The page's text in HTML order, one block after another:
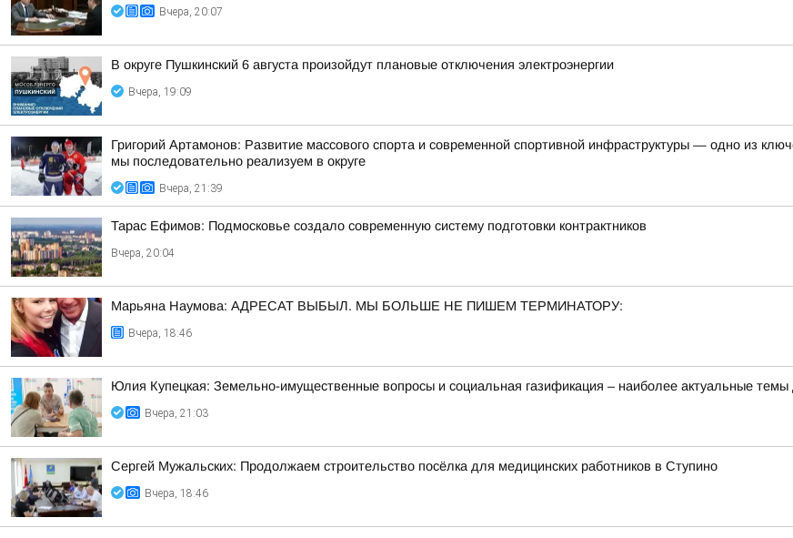
Вчера, 20:07
В округе Пушкинский 6 августа произойдут плановые отключения электроэнергии
Вчера, 19:09
Григорий Артамонов: Развитие массового спорта и современной спортивной инфраструктуры — одно из
мы последовательно реализуем в округе
Вчера, 21:39
Тарас Ефимов: Подмосковье создало современную систему подготовки контрактников
Вчера, 20:04
Марьяна Наумова: АДРЕСАТ ВЫБЫЛ. МЫ БОЛЬШЕ НЕ ПИШЕМ ТЕРМИНАТОРУ:
Вчера, 18:46
Юлия Купецкая: Земельно-имущественные вопросы и социальная газификация – наиболее актуальные темы
Вчера, 21:03
Сергей Мужальских: Продолжаем строительство посёлка для медицинских работников в Ступино
Вчера, 18:46